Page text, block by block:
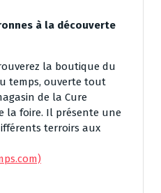
à la découverte
la boutique du
temps, ouverte tout
de la Cure
la foire. Il présente une
terroirs aux